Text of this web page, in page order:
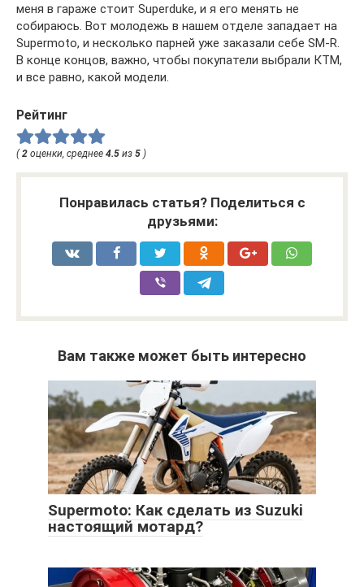
меня в гараже стоит Superduke, и я его менять не
собираюсь. Вот молодежь в нашем отделе западает на
Supermoto, и несколько парней уже заказали себе SM-R.
В конце концов, важно, чтобы покупатели выбрали КТМ,
и все равно, какой модели.
Рейтинг
(2 оценки, среднее 4.5 из 5 )
Понравилась статья? Поделиться с
друзьями:
Вам также может быть интересно
Supermoto: Как сделать из Suzuki
настоящий мотард?